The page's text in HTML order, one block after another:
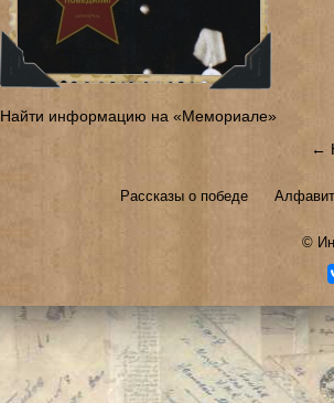
Найти информацию на «Мемориале»
←
Рассказы о победе
©